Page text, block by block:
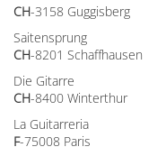
CH-3158 Guggisberg
Saitensprung
CH-8201 Schaffhausen
Die Gitarre
CH-8400 Winterthur
La Guitarreria
F-75008 Paris